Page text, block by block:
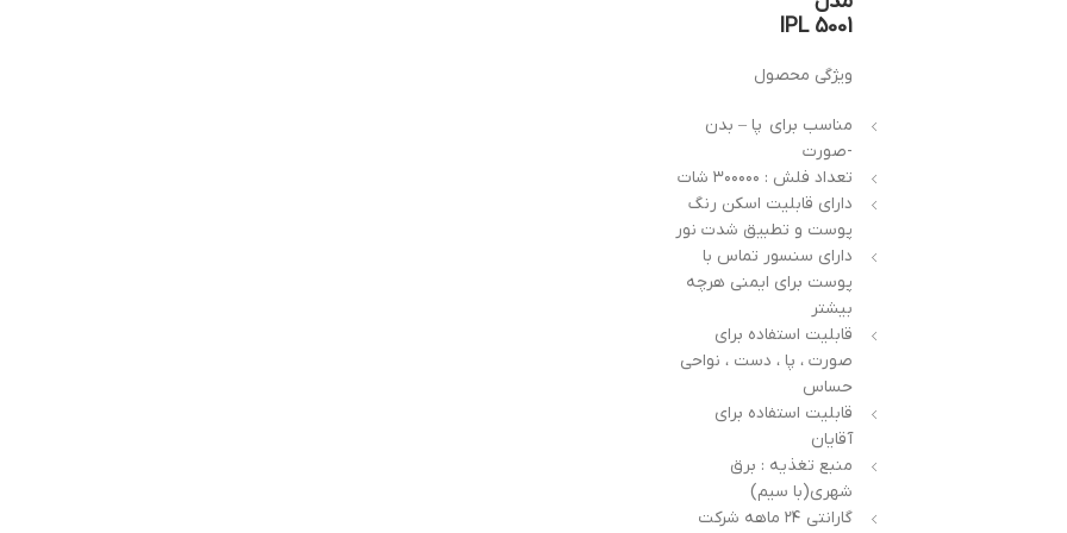
IPL 5001
ویژگی محصول
مناسب برای پا – بدن
-صورت
تعداد فلش : ۳۰۰۰۰۰ شات
دارای قابلیت اسکن رنگ
پوست و تطبیق شدت نور
دارای سنسور تماس با
پوست برای ایمنی هرچه
بیشتر
قابلیت استفاده برای
صورت ، پا ، دست ، نواحی
حساس
قابلیت استفاده برای
آقایان
منبع تغذیه : برق
شهری(با سیم)
گارانتی ۲۴ ماهه شرکت